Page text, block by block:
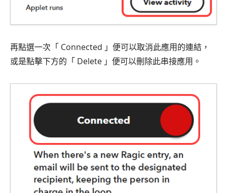
再點選一次「 Connected 」便可以取消此應用的連結，
或是點擊下方的「 Delete 」便可以刪除此串接應用。